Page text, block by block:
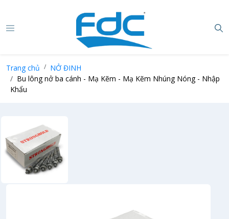
Trang chủ
NỞ ĐINH
Bu lông nở ba cánh - Mạ Kẽm - Mạ Kẽm Nhúng Nóng - Nhập
Khẩu